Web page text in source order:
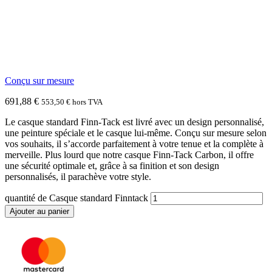
Conçu sur mesure
691,88 € 553,50 € hors TVA
Le casque standard Finn-Tack est livré avec un design personnalisé,
une peinture spéciale et le casque lui-même. Conçu sur mesure selon
vos souhaits, il s’accorde parfaitement à votre tenue et la complète à
merveille. Plus lourd que notre casque Finn-Tack Carbon, il offre
une sécurité optimale et, grâce à sa finition et son design
personnalisés, il parachève votre style.
quantité de Casque standard Finntack
Ajouter au panier